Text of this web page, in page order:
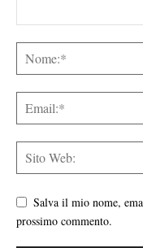
Salva il mio nome,
prossimo commento.